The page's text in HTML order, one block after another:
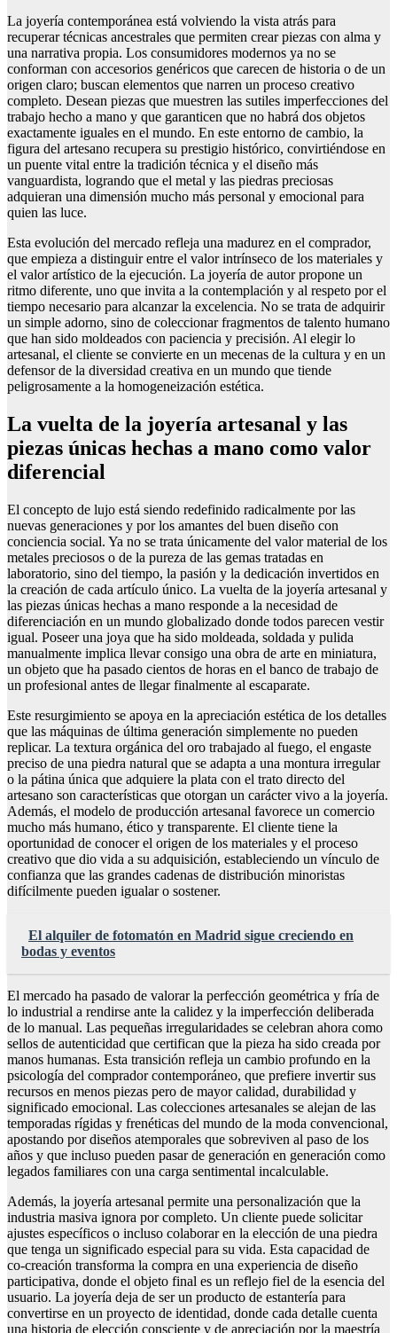
La joyería contemporánea está volviendo la vista atrás para
recuperar técnicas ancestrales que permiten crear piezas con alma y
una narrativa propia. Los consumidores modernos ya no se
conforman con accesorios genéricos que carecen de historia o de un
origen claro; buscan elementos que narren un proceso creativo
completo. Desean piezas que muestren las sutiles imperfecciones del
trabajo hecho a mano y que garanticen que no habrá dos objetos
exactamente iguales en el mundo. En este entorno de cambio, la
figura del artesano recupera su prestigio histórico, convirtiéndose en
un puente vital entre la tradición técnica y el diseño más
vanguardista, logrando que el metal y las piedras preciosas
adquieran una dimensión mucho más personal y emocional para
quien las luce.
Esta evolución del mercado refleja una madurez en el comprador,
que empieza a distinguir entre el valor intrínseco de los materiales y
el valor artístico de la ejecución. La joyería de autor propone un
ritmo diferente, uno que invita a la contemplación y al respeto por el
tiempo necesario para alcanzar la excelencia. No se trata de adquirir
un simple adorno, sino de coleccionar fragmentos de talento humano
que han sido moldeados con paciencia y precisión. Al elegir lo
artesanal, el cliente se convierte en un mecenas de la cultura y en un
defensor de la diversidad creativa en un mundo que tiende
peligrosamente a la homogeneización estética.
La vuelta de la joyería artesanal y las
piezas únicas hechas a mano como valor
diferencial
El concepto de lujo está siendo redefinido radicalmente por las
nuevas generaciones y por los amantes del buen diseño con
conciencia social. Ya no se trata únicamente del valor material de los
metales preciosos o de la pureza de las gemas tratadas en
laboratorio, sino del tiempo, la pasión y la dedicación invertidos en
la creación de cada artículo único. La vuelta de la joyería artesanal y
las piezas únicas hechas a mano responde a la necesidad de
diferenciación en un mundo globalizado donde todos parecen vestir
igual. Poseer una joya que ha sido moldeada, soldada y pulida
manualmente implica llevar consigo una obra de arte en miniatura,
un objeto que ha pasado cientos de horas en el banco de trabajo de
un profesional antes de llegar finalmente al escaparate.
Este resurgimiento se apoya en la apreciación estética de los detalles
que las máquinas de última generación simplemente no pueden
replicar. La textura orgánica del oro trabajado al fuego, el engaste
preciso de una piedra natural que se adapta a una montura irregular
o la pátina única que adquiere la plata con el trato directo del
artesano son características que otorgan un carácter vivo a la joyería.
Además, el modelo de producción artesanal favorece un comercio
mucho más humano, ético y transparente. El cliente tiene la
oportunidad de conocer el origen de los materiales y el proceso
creativo que dio vida a su adquisición, estableciendo un vínculo de
confianza que las grandes cadenas de distribución minoristas
difícilmente pueden igualar o sostener.
El alquiler de fotomatón en Madrid sigue creciendo en
bodas y eventos
El mercado ha pasado de valorar la perfección geométrica y fría de
lo industrial a rendirse ante la calidez y la imperfección deliberada
de lo manual. Las pequeñas irregularidades se celebran ahora como
sellos de autenticidad que certifican que la pieza ha sido creada por
manos humanas. Esta transición refleja un cambio profundo en la
psicología del comprador contemporáneo, que prefiere invertir sus
recursos en menos piezas pero de mayor calidad, durabilidad y
significado emocional. Las colecciones artesanales se alejan de las
temporadas rígidas y frenéticas del mundo de la moda convencional,
apostando por diseños atemporales que sobreviven al paso de los
años y que incluso pueden pasar de generación en generación como
legados familiares con una carga sentimental incalculable.
Además, la joyería artesanal permite una personalización que la
industria masiva ignora por completo. Un cliente puede solicitar
ajustes específicos o incluso colaborar en la elección de una piedra
que tenga un significado especial para su vida. Esta capacidad de
co-creación transforma la compra en una experiencia de diseño
participativa, donde el objeto final es un reflejo fiel de la esencia del
usuario. La joyería deja de ser un producto de estantería para
convertirse en un proyecto de identidad, donde cada detalle cuenta
una historia de elección consciente y de apreciación por la maestría